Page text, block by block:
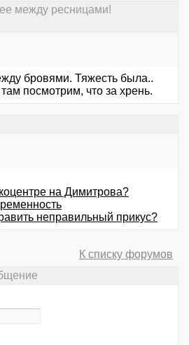
между ресницами!
бровями. Тяжесть была..
посмотрим, что за хрень.
на Димитрова?
неправильный прикус?
К списку форумов